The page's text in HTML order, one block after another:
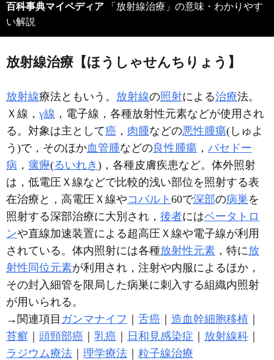
百科事典マイペディア 「放射線治療」の意味・わかりやす
い解説
放射線治療【ほうしゃせんちりょう】
放射線療法ともいう。 放射線の照射による治療法。
Ｘ線， γ線 ，電子線，各種放射性元素などが使用され
る。対象は主として癌 ， 肉腫などの悪性腫瘍(しゅよ
う)で，そのほか血管腫などの良性腫瘍 ， バセドー
病 ， 瘰癧(るいれき )，各種皮膚疾患など。体外照射
は，低電圧Ｘ線などで比較的浅い部位を照射する表
在治療と，高電圧Ｘ線やコバルト 60で深部の病巣を
照射する深部治療に大別され， 後者にはベータトロ
ンや直線加速装置による超高圧Ｘ線や電子線が利用
されている。体内照射には各種放射性元素 ，特に放
射性同位元素が利用され，注射や内服によるほか，
その封入細管を限局した病巣に刺入する組織内照射
が用いられる。
→関連項目 ガンマナイフ ｜ 舌癌 ｜ 造血幹細胞移植 ｜
苔癬 ｜ 頭頸部癌 ｜ 乳癌 ｜ 日和見感染症 ｜ 放射線科 ｜
ラジウム療法 ｜ 理学療法 ｜ 粒子線治療